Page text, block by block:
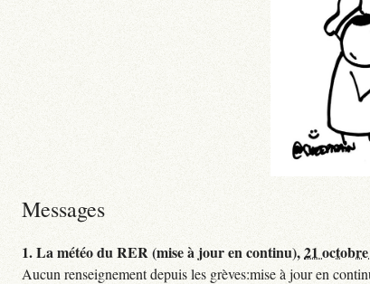
Messages
1.La météo du RER (mise à jour en continu),21
Aucun renseignement depuis les grèves:mise à jour en